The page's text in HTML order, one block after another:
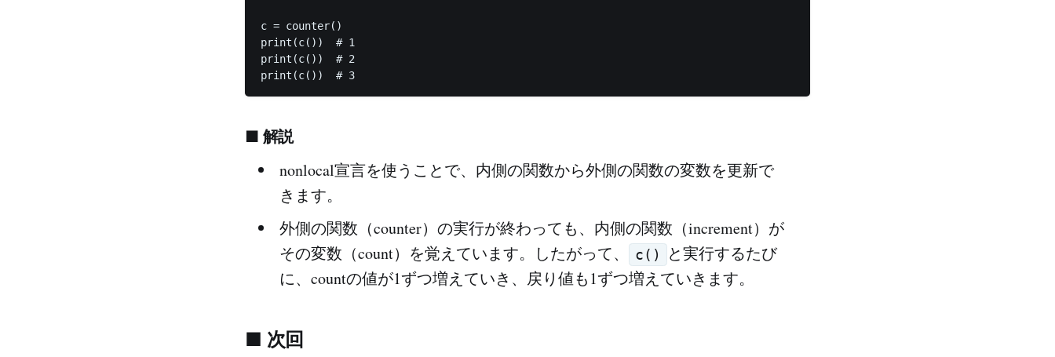
c = counter()
print(c())  # 1
print(c())  # 2
■ 解説
nonlocal宣言を使うことで、内側の関数から外側の関数の変数を更新で
きます。
外側の関数（counter）の実行が終わっても、内側の関数（increment）が
その変数（count）を覚えています。したがって、
c()
と実行するたび
に、countの値が1ずつ増えていき、戻り値も1ずつ増えていきます。
■ 次回